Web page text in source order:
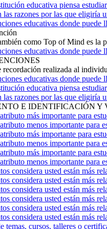
educativa piensa
las razones por las que eligiría
educativas donde puede
como Top of Mind es la
educativas donde puede
recordación realizada al
educativas donde puede
educativa piensa
las razones por las que eligiría
E IDENTIFICACIÓN
más importante para
menos importante para
más importante para
menos importante para
más importante para
menos importante para
considera usted están más
considera usted están más
considera usted están más
considera usted están más
considera usted están más
considera usted están más
temas, cursos, talleres o